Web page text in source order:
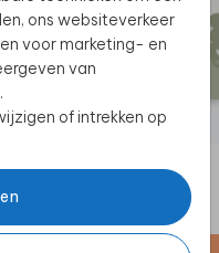
ons websiteverkeer
voor marketing- en
van
of intrekken op